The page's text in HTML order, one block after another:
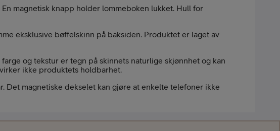
med abonnement
magnetisk knapp holder lommeboken lukket. Hull for
eksklusive bøffelskinn på baksiden. Produktet er laget av
og tekstur er tegn på skinnets naturlige skjønnhet og kan
ikke produktets holdbarhet.
magnetiske dekselet kan gjøre at enkelte telefoner ikke